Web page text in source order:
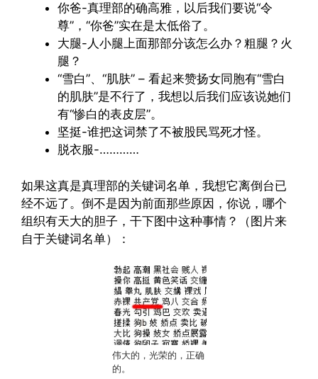
你爸-真理部的确高雅，以后我们要说“令
尊”，“你爸”实在是太低俗了。
大腿-人小腿上面那部分该怎么办？粗腿？火
腿？
“雪白”、“肌肤” – 看起来赞扬女同胞有“雪白
的肌肤”是不行了，我想以后我们应该说她们
有“惨白的表皮层”。
坚挺-谁把这词禁了不被股民骂死才怪。
脱衣服-…………
如果这真是真理部的关键词名单，我想它离倒台已
经不远了。倒不是因为前面那些原因，你说，哪个
组织有天大的胆子，干下图中这种事情？（图片来
自于关键词名单）：
伟大的，光荣的，正确
的。